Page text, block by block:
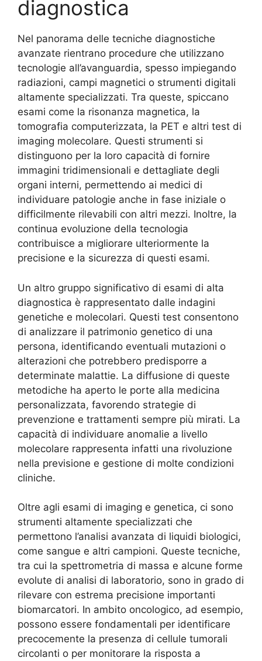
diagnostica
Nel panorama delle tecniche diagnostiche
avanzate rientrano procedure che utilizzano
tecnologie all’avanguardia, spesso impiegando
radiazioni, campi magnetici o strumenti digitali
altamente specializzati. Tra queste, spiccano
esami come la risonanza magnetica, la
tomografia computerizzata, la PET e altri test di
imaging molecolare. Questi strumenti si
distinguono per la loro capacità di fornire
immagini tridimensionali e dettagliate degli
organi interni, permettendo ai medici di
individuare patologie anche in fase iniziale o
difficilmente rilevabili con altri mezzi. Inoltre, la
continua evoluzione della tecnologia
contribuisce a migliorare ulteriormente la
precisione e la sicurezza di questi esami.
Un altro gruppo significativo di esami di alta
diagnostica è rappresentato dalle indagini
genetiche e molecolari. Questi test consentono
di analizzare il patrimonio genetico di una
persona, identificando eventuali mutazioni o
alterazioni che potrebbero predisporre a
determinate malattie. La diffusione di queste
metodiche ha aperto le porte alla medicina
personalizzata, favorendo strategie di
prevenzione e trattamenti sempre più mirati. La
capacità di individuare anomalie a livello
molecolare rappresenta infatti una rivoluzione
nella previsione e gestione di molte condizioni
cliniche.
Oltre agli esami di imaging e genetica, ci sono
strumenti altamente specializzati che
permettono l’analisi avanzata di liquidi biologici,
come sangue e altri campioni. Queste tecniche,
tra cui la spettrometria di massa e alcune forme
evolute di analisi di laboratorio, sono in grado di
rilevare con estrema precisione importanti
biomarcatori. In ambito oncologico, ad esempio,
possono essere fondamentali per identificare
precocemente la presenza di cellule tumorali
circolanti o per monitorare la risposta a